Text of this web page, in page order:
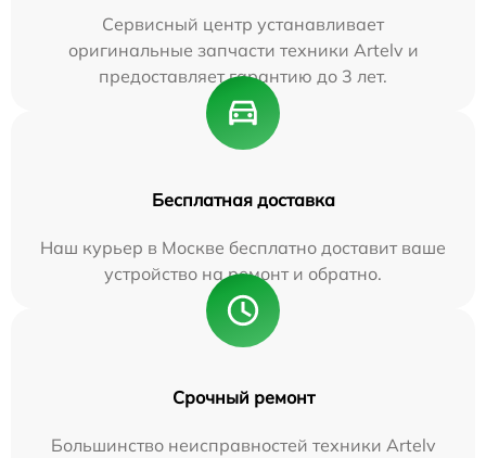
Сервисный центр устанавливает
оригинальные запчасти техники Artelv и
предоставляет гарантию до 3 лет.
Бесплатная доставка
Наш курьер в Москве бесплатно доставит ваше
устройство на ремонт и обратно.
Срочный ремонт
Большинство неисправностей техники Artelv